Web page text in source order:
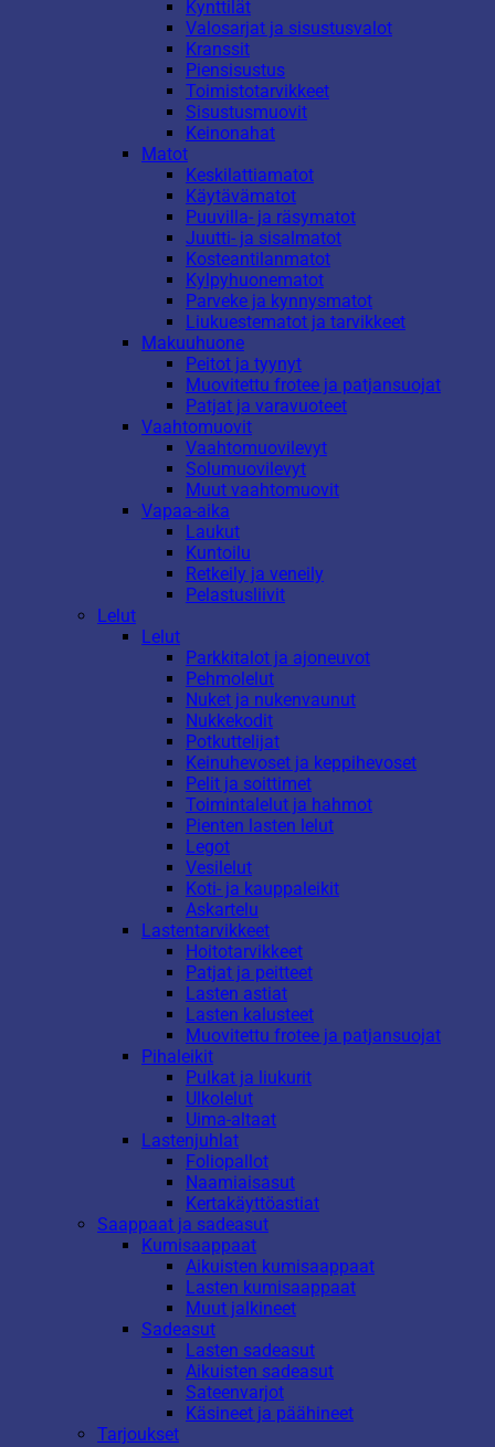
Kynttilät
Valosarjat ja sisustusvalot
Kranssit
Piensisustus
Toimistotarvikkeet
Sisustusmuovit
Keinonahat
Matot
Keskilattiamatot
Käytävämatot
Puuvilla- ja räsymatot
Juutti- ja sisalmatot
Kosteantilanmatot
Kylpyhuonematot
Parveke ja kynnysmatot
Liukuestematot ja tarvikkeet
Makuuhuone
Peitot ja tyynyt
Muovitettu frotee ja patjansuojat
Patjat ja varavuoteet
Vaahtomuovit
Vaahtomuovilevyt
Solumuovilevyt
Muut vaahtomuovit
Vapaa-aika
Laukut
Kuntoilu
Retkeily ja veneily
Pelastusliivit
Lelut
Lelut
Parkkitalot ja ajoneuvot
Pehmolelut
Nuket ja nukenvaunut
Nukkekodit
Potkuttelijat
Keinuhevoset ja keppihevoset
Pelit ja soittimet
Toimintalelut ja hahmot
Pienten lasten lelut
Legot
Vesilelut
Koti- ja kauppaleikit
Askartelu
Lastentarvikkeet
Hoitotarvikkeet
Patjat ja peitteet
Lasten astiat
Lasten kalusteet
Muovitettu frotee ja patjansuojat
Pihaleikit
Pulkat ja liukurit
Ulkolelut
Uima-altaat
Lastenjuhlat
Foliopallot
Naamiaisasut
Kertakäyttöastiat
Saappaat ja sadeasut
Kumisaappaat
Aikuisten kumisaappaat
Lasten kumisaappaat
Muut jalkineet
Sadeasut
Lasten sadeasut
Aikuisten sadeasut
Sateenvarjot
Käsineet ja päähineet
Tarjoukset